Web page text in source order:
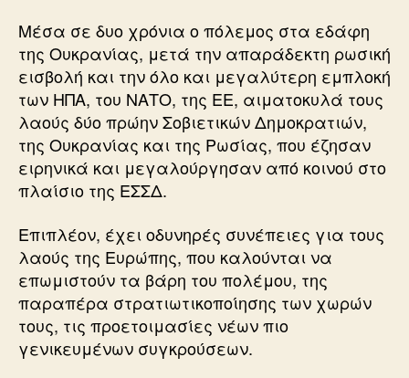
Μέσα σε δυο χρόνια ο πόλεμος στα εδάφη
της Ουκρανίας, μετά την απαράδεκτη ρωσική
εισβολή και την όλο και μεγαλύτερη εμπλοκή
των ΗΠΑ, του ΝΑΤΟ, της ΕΕ, αιματοκυλά τους
λαούς δύο πρώην Σοβιετικών Δημοκρατιών,
της Ουκρανίας και της Ρωσίας, που έζησαν
ειρηνικά και μεγαλούργησαν από κοινού στο
πλαίσιο της ΕΣΣΔ.
Επιπλέον, έχει οδυνηρές συνέπειες για τους
λαούς της Ευρώπης, που καλούνται να
επωμιστούν τα βάρη του πολέμου, της
παραπέρα στρατιωτικοποίησης των χωρών
τους, τις προετοιμασίες νέων πιο
γενικευμένων συγκρούσεων.